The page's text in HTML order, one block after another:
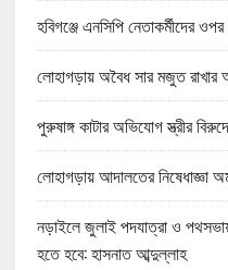
হবিগঞ্জে এনসিপি নেতাকর্মীদের ওপর
লোহাগড়ায় অবৈধ সার মজুত রাখার
পুরুষাঙ্গ কাটার অভিযোগ স্ত্রীর
লোহাগড়ায় আদালতের নিষেধাজ্ঞা
নড়াইলে জুলাই পদযাত্রা ও
হতে হবে: হাসনাত আব্দুল্লাহ